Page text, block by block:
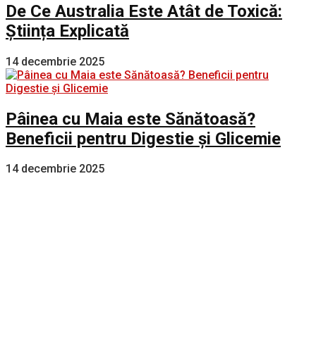
De Ce Australia Este Atât de Toxică:
Știința Explicată
14 decembrie 2025
Pâinea cu Maia este Sănătoasă?
Beneficii pentru Digestie și Glicemie
14 decembrie 2025